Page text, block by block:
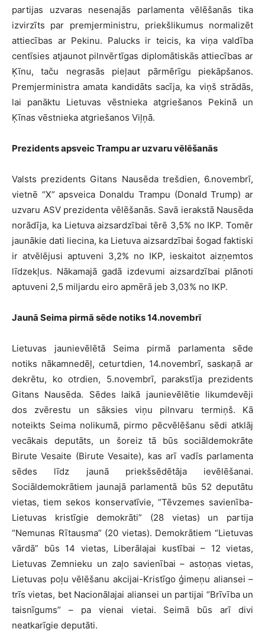
partijas uzvaras nesenajās parlamenta vēlēšanās tika
izvirzīts par premjerministru, priekšlikumus normalizēt
attiecības ar Pekinu. Palucks ir teicis, ka viņa valdība
centīsies atjaunot pilnvērtīgas diplomātiskās attiecības ar
Ķīnu, taču negrasās pieļaut pārmērīgu piekāpšanos.
Premjerministra amata kandidāts sacīja, ka viņš strādās,
lai panāktu Lietuvas vēstnieka atgriešanos Pekinā un
Ķīnas vēstnieka atgriešanos Viļņā.
Prezidents apsveic Trampu ar uzvaru vēlēšanās
Valsts prezidents Gitans Nausēda trešdien, 6.novembrī,
vietnē “X” apsveica Donaldu Trampu (Donald Trump) ar
uzvaru ASV prezidenta vēlēšanās. Savā ierakstā Nausēda
norādīja, ka Lietuva aizsardzībai tērē 3,5% no IKP. Tomēr
jaunākie dati liecina, ka Lietuva aizsardzībai šogad faktiski
ir atvēlējusi aptuveni 3,2% no IKP, ieskaitot aizņemtos
līdzekļus. Nākamajā gadā izdevumi aizsardzībai plānoti
aptuveni 2,5 miljardu eiro apmērā jeb 3,03% no IKP.
Jaunā Seima pirmā sēde notiks 14.novembrī
Lietuvas jaunievēlētā Seima pirmā parlamenta sēde
notiks nākamnedēļ, ceturtdien, 14.novembrī, saskaņā ar
dekrētu, ko otrdien, 5.novembrī, parakstīja prezidents
Gitans Nausēda. Sēdes laikā jaunievēlētie likumdevēji
dos zvērestu un sāksies viņu pilnvaru termiņš. Kā
noteikts Seima nolikumā, pirmo pēcvēlēšanu sēdi atklāj
vecākais deputāts, un šoreiz tā būs sociāldemokrāte
Birute Vesaite (Birute Vesaite), kas arī vadīs parlamenta
sēdes līdz jaunā priekšsēdētāja ievēlēšanai.
Sociāldemokrātiem jaunajā parlamentā būs 52 deputātu
vietas, tiem sekos konservatīvie, “Tēvzemes savienība-
Lietuvas kristīgie demokrāti” (28 vietas) un partija
“Nemunas Rītausma” (20 vietas). Demokrātiem “Lietuvas
vārdā” būs 14 vietas, Liberālajai kustībai – 12 vietas,
Lietuvas Zemnieku un zaļo savienībai – astoņas vietas,
Lietuvas poļu vēlēšanu akcijai-Kristīgo ģimeņu aliansei –
trīs vietas, bet Nacionālajai aliansei un partijai “Brīvība un
taisnīgums” – pa vienai vietai. Seimā būs arī divi
neatkarīgie deputāti.